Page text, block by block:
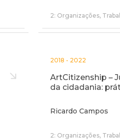
2: Organizações,
2018 - 2022
ArtCitizenship –
da cidadania:
Ricardo Campos
2: Organizações,